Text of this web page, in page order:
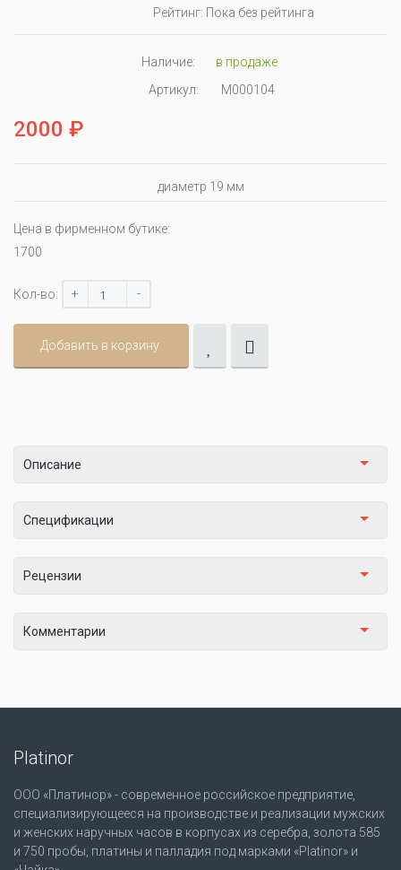
Рейтинг: Пока без рейтинга
Наличие:
в продаже
Артикул:
M000104
2000 ₽
диаметр 19 мм
Цена в фирменном бутике:
1700
Кол-во: + -
Добавить в корзину
Описание
Спецификации
Рецензии
Комментарии
Platinor
ООО «Платинор» - современное российское предприятие,
специализирующееся на производстве и реализации мужских
и женских наручных часов в корпусах из серебра, золота 585
и 750 пробы, платины и палладия под марками «Platinor» и